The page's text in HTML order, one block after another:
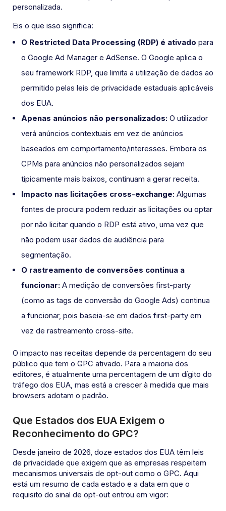
personalizada.
Eis o que isso significa:
O Restricted Data Processing (RDP) é ativado para
o Google Ad Manager e AdSense. O Google aplica o
seu framework RDP, que limita a utilização de dados ao
permitido pelas leis de privacidade estaduais aplicáveis
dos EUA.
Apenas anúncios não personalizados: O utilizador
verá anúncios contextuais em vez de anúncios
baseados em comportamento/interesses. Embora os
CPMs para anúncios não personalizados sejam
tipicamente mais baixos, continuam a gerar receita.
Impacto nas licitações cross-exchange: Algumas
fontes de procura podem reduzir as licitações ou optar
por não licitar quando o RDP está ativo, uma vez que
não podem usar dados de audiência para
segmentação.
O rastreamento de conversões continua a
funcionar: A medição de conversões first-party
(como as tags de conversão do Google Ads) continua
a funcionar, pois baseia-se em dados first-party em
vez de rastreamento cross-site.
O impacto nas receitas depende da percentagem do seu
público que tem o GPC ativado. Para a maioria dos
editores, é atualmente uma percentagem de um dígito do
tráfego dos EUA, mas está a crescer à medida que mais
browsers adotam o padrão.
Que Estados dos EUA Exigem o
Reconhecimento do GPC?
Desde janeiro de 2026, doze estados dos EUA têm leis
de privacidade que exigem que as empresas respeitem
mecanismos universais de opt-out como o GPC. Aqui
está um resumo de cada estado e a data em que o
requisito do sinal de opt-out entrou em vigor: